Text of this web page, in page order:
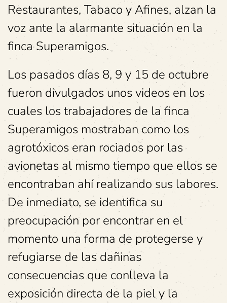
Restaurantes, Tabaco y Afines, alzan la
voz ante la alarmante situación en la
finca Superamigos.
Los pasados días 8, 9 y 15 de octubre
fueron divulgados unos videos en los
cuales los trabajadores de la finca
Superamigos mostraban como los
agrotóxicos eran rociados por las
avionetas al mismo tiempo que ellos se
encontraban ahí realizando sus labores.
De inmediato, se identifica su
preocupación por encontrar en el
momento una forma de protegerse y
refugiarse de las dañinas
consecuencias que conlleva la
exposición directa de la piel y la